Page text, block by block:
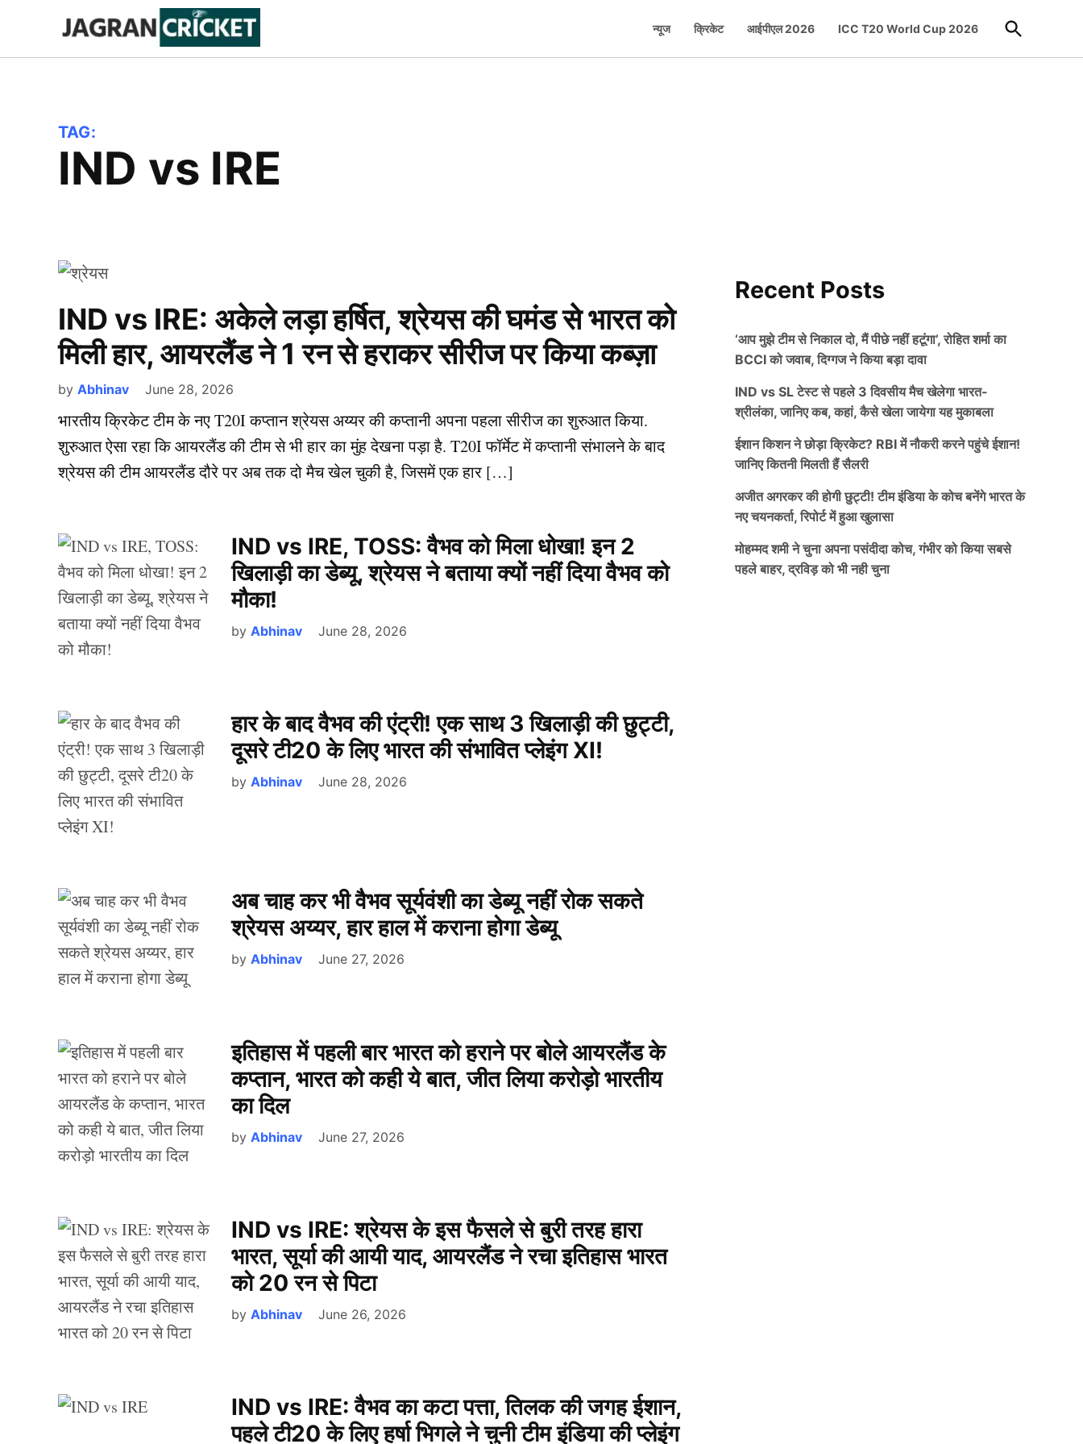
content
Cricket
न्यूज क्रिकेट आईपीएल 2026 ICC T20 World Cup 2026
Open
Search
TAG:
IND vs IRE
IND vs IRE: अकेले लड़ा हर्षित, श्रेयस की घमंड से भारत को
मिली हार, आयरलैंड ने 1 रन से हराकर सीरीज पर किया कब्ज़ा
by Abhinav June 28, 2026
भारतीय क्रिकेट टीम के नए T20I कप्तान श्रेयस अय्यर की कप्तानी अपना पहला सीरीज का शुरुआत किया.
शुरुआत ऐसा रहा कि आयरलैंड की टीम से भी हार का मुंह देखना पड़ा है. T20I फॉर्मेट में कप्तानी संभालने के बाद
श्रेयस की टीम आयरलैंड दौरे पर अब तक दो मैच खेल चुकी है, जिसमें एक हार […]
IND vs IRE, TOSS: वैभव को मिला धोखा! इन 2
खिलाड़ी का डेब्यू, श्रेयस ने बताया क्यों नहीं दिया वैभव को
मौका!
by Abhinav June 28, 2026
हार के बाद वैभव की एंट्री! एक साथ 3 खिलाड़ी की छुट्टी,
दूसरे टी20 के लिए भारत की संभावित प्लेइंग XI!
by Abhinav June 28, 2026
अब चाह कर भी वैभव सूर्यवंशी का डेब्यू नहीं रोक सकते
श्रेयस अय्यर, हार हाल में कराना होगा डेब्यू
by Abhinav June 27, 2026
इतिहास में पहली बार भारत को हराने पर बोले आयरलैंड के
कप्तान, भारत को कही ये बात, जीत लिया करोड़ो भारतीय
का दिल
by Abhinav June 27, 2026
IND vs IRE: श्रेयस के इस फैसले से बुरी तरह हारा
भारत, सूर्या की आयी याद, आयरलैंड ने रचा इतिहास भारत
को 20 रन से पिटा
by Abhinav June 26, 2026
IND vs IRE: वैभव का कटा पत्ता, तिलक की जगह ईशान,
पहले टी20 के लिए हर्षा भिगले ने चुनी टीम इंडिया की प्लेइंग
Recent Posts
‘आप मुझे टीम से निकाल दो, मैं पीछे नहीं हटूंगा’, रोहित शर्मा का
BCCI को जवाब, दिग्गज ने किया बड़ा दावा
IND vs SL टेस्ट से पहले 3 दिवसीय मैच खेलेगा भारत-
श्रीलंका, जानिए कब, कहां, कैसे खेला जायेगा यह मुकाबला
ईशान किशन ने छोड़ा क्रिकेट? RBI में नौकरी करने पहुंचे ईशान!
जानिए कितनी मिलती हैं सैलरी
अजीत अगरकर की होगी छुट्टी! टीम इंडिया के कोच बनेंगे भारत के
नए चयनकर्ता, रिपोर्ट में हुआ खुलासा
मोहम्मद शमी ने चुना अपना पसंदीदा कोच, गंभीर को किया सबसे
पहले बाहर, द्रविड़ को भी नही चुना